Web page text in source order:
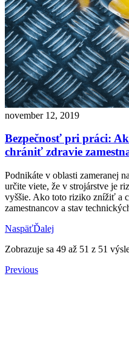
november 12, 2019
Bezpečnosť pri práci:
chrániť zdravie
Podnikáte v oblasti zameranej
určite viete, že v strojárstve je
vyššie. Ako toto riziko znížiť a
zamestnancov a stav
NaspäťĎalej
Zobrazuje sa 49 až 51 z 51
Previous